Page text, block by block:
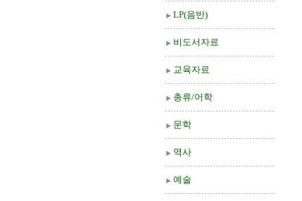
LP(음반)
비도서자료
교육자료
총류/어학
문학
역사
예술